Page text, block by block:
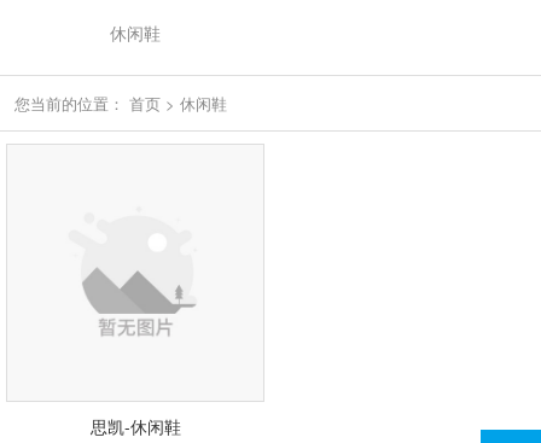
休闲鞋
您当前的位置： 首页 > 休闲鞋
思凯-休闲鞋